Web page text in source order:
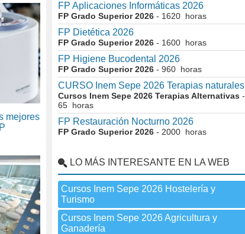
mejores
FP Aplicaciones Informáticas 2026
FP Grado Superior 2026 - 1620 horas
FP Dietética 2026
FP Grado Superior 2026 - 1600 horas
FP Higiene Bucodental 2026
FP Grado Superior 2026 - 960 horas
CURSO Inem Sepe 2026 Terapias naturales
Cursos Inem Sepe 2026 Terapias Alternativas -
65 horas
FP Restauración Nocturno 2026
FP Grado Superior 2026 - 2000 horas
LO MÁS INTERESANTE EN LA WEB
Cursos Inem Sepe 2026 Hostelería y
Turismo
Cursos Inem Sepe 2026 Agricultura y
Ganadería